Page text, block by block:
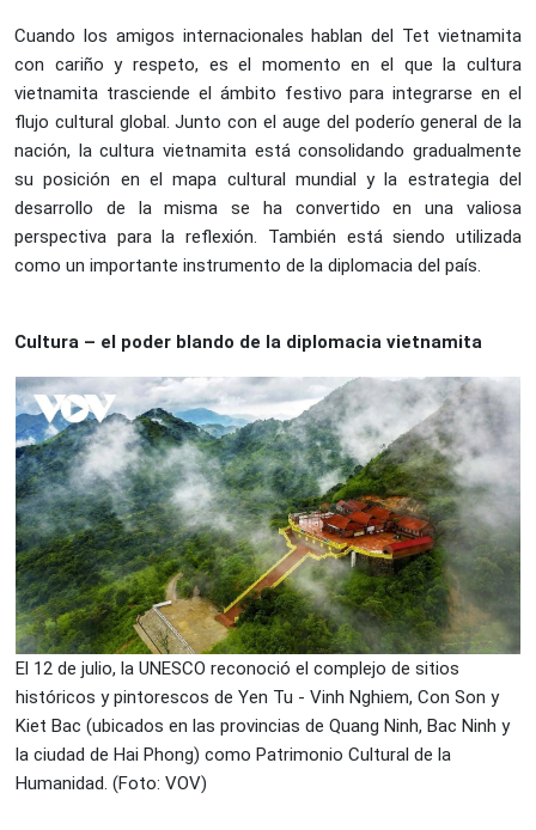
Cuando los amigos internacionales hablan del Tet vietnamita
con cariño y respeto, es el momento en el que la cultura
vietnamita trasciende el ámbito festivo para integrarse en el
flujo cultural global. Junto con el auge del poderío general de la
nación, la cultura vietnamita está consolidando gradualmente
su posición en el mapa cultural mundial y la estrategia del
desarrollo de la misma se ha convertido en una valiosa
perspectiva para la reflexión. También está siendo utilizada
como un importante instrumento de la diplomacia del país.
Cultura – el poder blando de la diplomacia vietnamita
El 12 de julio, la UNESCO reconoció el complejo de sitios
históricos y pintorescos de Yen Tu - Vinh Nghiem, Con Son y
Kiet Bac (ubicados en las provincias de Quang Ninh, Bac Ninh y
la ciudad de Hai Phong) como Patrimonio Cultural de la
Humanidad. (Foto: VOV)